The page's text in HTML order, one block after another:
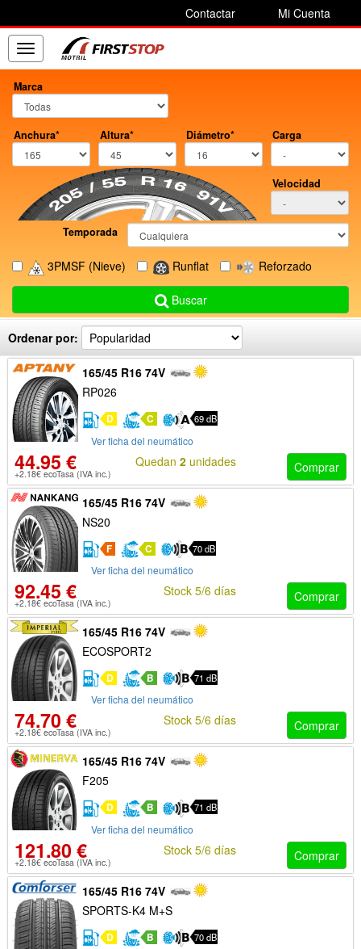
Contactar Mi Cuenta
Toggle
navigation
Marca
Anchura* Altura* Diámetro* Carga
Velocidad
Temporada
3PMSF (Nieve) Runflat Reforzado
Buscar
Ordenar por:
165/45 R16 74V
RP026
D C 69 dB
Ver ficha del neumático
44.95 €
+2.18€ ecoTasa (IVA inc.) Comprar
Quedan 2unidades
165/45 R16 74V
NS20
F C 70 dB
Ver ficha del neumático
92.45 €
+2.18€ ecoTasa (IVA inc.) Comprar
Stock 5/6 días
165/45 R16 74V
ECOSPORT2
D B 71 dB
Ver ficha del neumático
74.70 €
+2.18€ ecoTasa (IVA inc.) Comprar
Stock 5/6 días
165/45 R16 74V
F205
D B 71 dB
Ver ficha del neumático
121.80 €
+2.18€ ecoTasa (IVA inc.) Comprar
Stock 5/6 días
165/45 R16 74V
SPORTS-K4 M+S
D B 70 dB